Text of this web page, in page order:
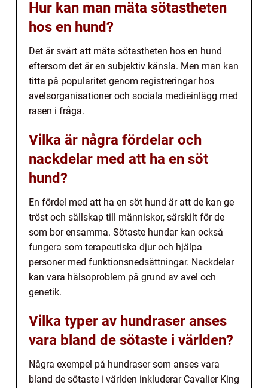
Hur kan man mäta sötastheten
hos en hund?
Det är svårt att mäta sötastheten hos en hund
eftersom det är en subjektiv känsla. Men man kan
titta på popularitet genom registreringar hos
avelsorganisationer och sociala medieinlägg med
rasen i fråga.
Vilka är några fördelar och
nackdelar med att ha en söt
hund?
En fördel med att ha en söt hund är att de kan ge
tröst och sällskap till människor, särskilt för de
som bor ensamma. Sötaste hundar kan också
fungera som terapeutiska djur och hjälpa
personer med funktionsnedsättningar. Nackdelar
kan vara hälsoproblem på grund av avel och
genetik.
Vilka typer av hundraser anses
vara bland de sötaste i världen?
Några exempel på hundraser som anses vara
bland de sötaste i världen inkluderar Cavalier King